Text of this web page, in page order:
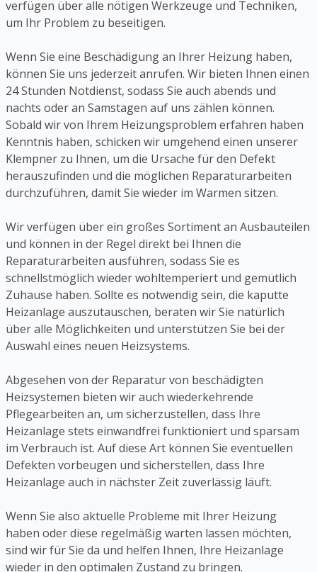
verfügen über alle nötigen Werkzeuge und Techniken,
um Ihr Problem zu beseitigen.
Wenn Sie eine Beschädigung an Ihrer Heizung haben,
können Sie uns jederzeit anrufen. Wir bieten Ihnen einen
24 Stunden Notdienst, sodass Sie auch abends und
nachts oder an Samstagen auf uns zählen können.
Sobald wir von Ihrem Heizungsproblem erfahren haben
Kenntnis haben, schicken wir umgehend einen unserer
Klempner zu Ihnen, um die Ursache für den Defekt
herauszufinden und die möglichen Reparaturarbeiten
durchzuführen, damit Sie wieder im Warmen sitzen.
Wir verfügen über ein großes Sortiment an Ausbauteilen
und können in der Regel direkt bei Ihnen die
Reparaturarbeiten ausführen, sodass Sie es
schnellstmöglich wieder wohltemperiert und gemütlich
Zuhause haben. Sollte es notwendig sein, die kaputte
Heizanlage auszutauschen, beraten wir Sie natürlich
über alle Möglichkeiten und unterstützen Sie bei der
Auswahl eines neuen Heizsystems.
Abgesehen von der Reparatur von beschädigten
Heizsystemen bieten wir auch wiederkehrende
Pflegearbeiten an, um sicherzustellen, dass Ihre
Heizanlage stets einwandfrei funktioniert und sparsam
im Verbrauch ist. Auf diese Art können Sie eventuellen
Defekten vorbeugen und sicherstellen, dass Ihre
Heizanlage auch in nächster Zeit zuverlässig läuft.
Wenn Sie also aktuelle Probleme mit Ihrer Heizung
haben oder diese regelmäßig warten lassen möchten,
sind wir für Sie da und helfen Ihnen, Ihre Heizanlage
wieder in den optimalen Zustand zu bringen.